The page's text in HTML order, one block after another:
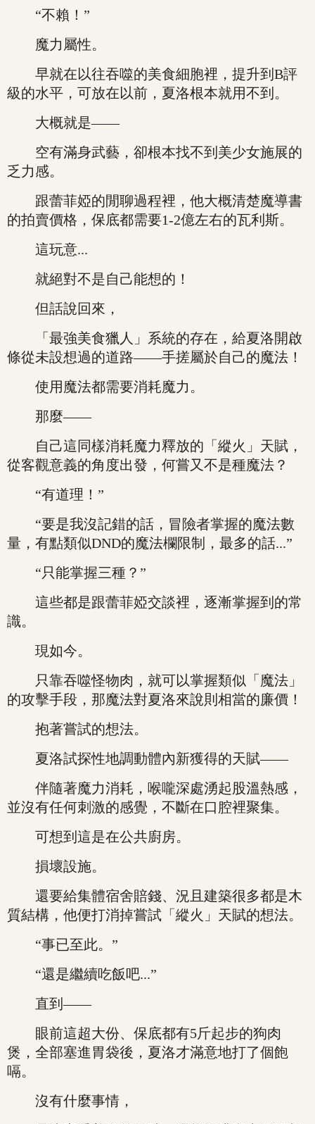
“不賴！”
魔力屬性。
早就在以往吞噬的美食細胞裡，提升到B評
級的水平，可放在以前，夏洛根本就用不到。
大概就是——
空有滿身武藝，卻根本找不到美少女施展的
乏力感。
跟蕾菲婭的閒聊過程裡，他大概清楚魔導書
的拍賣價格，保底都需要1-2億左右的瓦利斯。
這玩意...
就絕對不是自己能想的！
但話說回來，
「最強美食獵人」系統的存在，給夏洛開啟
條從未設想過的道路——手搓屬於自己的魔法！
使用魔法都需要消耗魔力。
那麼——
自己這同樣消耗魔力釋放的「縱火」天賦，
從客觀意義的角度出發，何嘗又不是種魔法？
“有道理！”
“要是我沒記錯的話，冒險者掌握的魔法數
量，有點類似DND的魔法欄限制，最多的話...”
“只能掌握三種？”
這些都是跟蕾菲婭交談裡，逐漸掌握到的常
識。
現如今。
只靠吞噬怪物肉，就可以掌握類似「魔法」
的攻擊手段，那魔法對夏洛來說則相當的廉價！
抱著嘗試的想法。
夏洛試探性地調動體內新獲得的天賦——
伴隨著魔力消耗，喉嚨深處湧起股溫熱感，
並沒有任何刺激的感覺，不斷在口腔裡聚集。
可想到這是在公共廚房。
損壞設施。
還要給集體宿舍賠錢、況且建築很多都是木
質結構，他便打消掉嘗試「縱火」天賦的想法。
“事已至此。”
“還是繼續吃飯吧...”
直到——
眼前這超大份、保底都有5斤起步的狗肉
煲，全部塞進胃袋後，夏洛才滿意地打了個飽
嗝。
沒有什麼事情，